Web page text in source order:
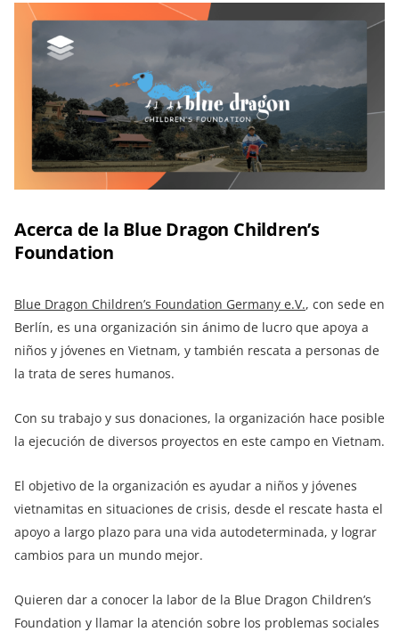
Acerca de la Blue Dragon Children’s
Foundation
Blue Dragon Children’s Foundation Germany e.V., con sede en
Berlín, es una organización sin ánimo de lucro que apoya a
niños y jóvenes en Vietnam, y también rescata a personas de
la trata de seres humanos.
Con su trabajo y sus donaciones, la organización hace posible
la ejecución de diversos proyectos en este campo en Vietnam.
El objetivo de la organización es ayudar a niños y jóvenes
vietnamitas en situaciones de crisis, desde el rescate hasta el
apoyo a largo plazo para una vida autodeterminada, y lograr
cambios para un mundo mejor.
Quieren dar a conocer la labor de la Blue Dragon Children’s
Foundation y llamar la atención sobre los problemas sociales